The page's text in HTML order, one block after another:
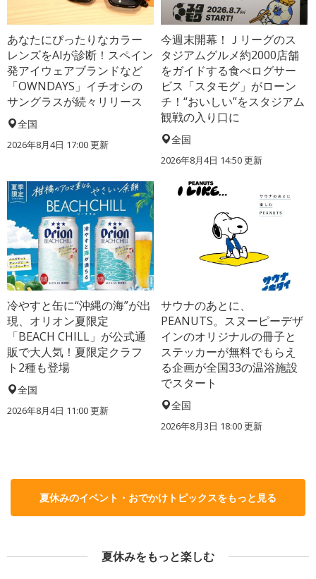
あなたにぴったりなカラー
レンズをAIが診断！スペイン
発アイウェアブランドなど
「OWNDAYS」イチオシの
サングラスが続々リリース
全国
2026年8月4日 17:00更新
今週末開幕！Ｊリーグのス
タジアムグルメ約2000店舗
をガイドする食べログサー
ビス「スタモグ」がローン
チ！“おいしい”をスタジアム
観戦の入り口に
全国
2026年8月4日 14:50更新
冷やすと缶に“沖縄の海”が出
現、オリオン夏限定
「BEACH CHILL」が公式通
販で大人気！夏限定クラフ
ト2種も登場
全国
2026年8月4日 11:00更新
サウナのあとに、
PEANUTS。スヌーピーデザ
インのオリジナルの冊子と
ステッカーが無料でもらえ
る企画が全国33の温浴施設
でスタート
全国
2026年8月3日 18:00更新
夏休みのイベント・おでかけトピックスをもっと見る
夏休みをもっと楽しむ